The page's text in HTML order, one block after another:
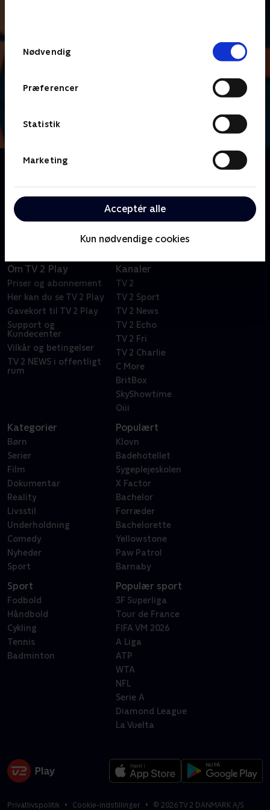
Nødvendig
Præferencer
Statistik
Marketing
Acceptér alle
Kun nødvendige cookies
Om Lige i skabet
uvaner, når vi byder velkommen til livsstilsquizzen
'Lige i skabet'.
Om TV 2 Play
Priser og abonnement
Her kan du se TV 2 Play
Gavekort til TV 2 Play
Support og
Kundecenter
Vilkår og betingelser
TV 2 NEWS i offentligt
rum
Kanaler
TV 2
TV 2 Sport
TV 2 News
TV 2 Echo
TV 2 Fri
TV 2 Charlie
C More
BritBox
SkyShowtime
Oiii
Kategorier
Børn
Serier
Film
Dokumentar
Reality
Livsstil
Underholdning
Comedy
Nyheder
Sport
Populært
Klovn
Badehotellet
Sygeplejeskolen
X Factor
Bachelor
Forræder
Bachelorette
Yellowstone
Paw Patrol
Barnaby
Sport
Fodbold
Håndbold
Cykling
Tennis
Badminton
Populær sport
3F Superliga
Tour de France
FIFA VM 2026
A Liga
ATP
WTA
NFL
Serie A
Diamond League
La Vuelta
Privatlivspolitik Cookie-indstillinger © 2026TV 2 DANMARK A/S